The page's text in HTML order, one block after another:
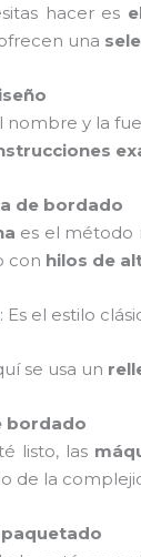
hacer es
una
nombre y la
de bordado
es el método
con hilos de
: Es el estilo
se usa un
bordado
listo, las
de la